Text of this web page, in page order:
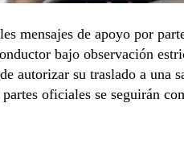
mensajes de apoyo por
bajo observación
autorizar su traslado a una
oficiales se seguirán